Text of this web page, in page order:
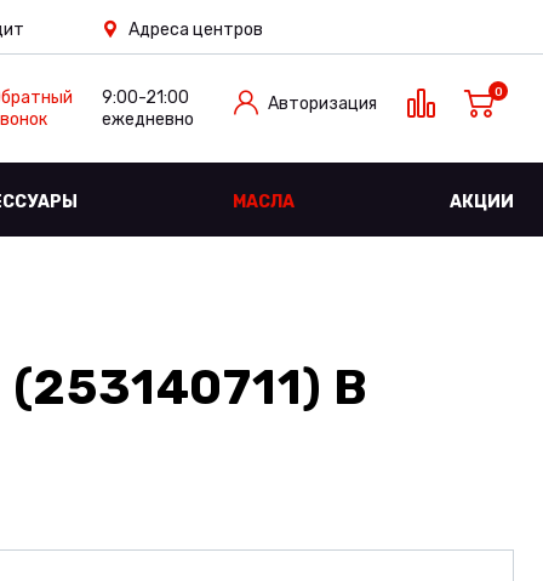
Адреса центров
9:00-21:00
ежедневно
Авторизация
0
МАСЛА АКЦИИ
(253140711) В